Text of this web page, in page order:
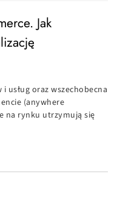
Jak
oraz wszechobecna
(anywhere
na rynku utrzymują się